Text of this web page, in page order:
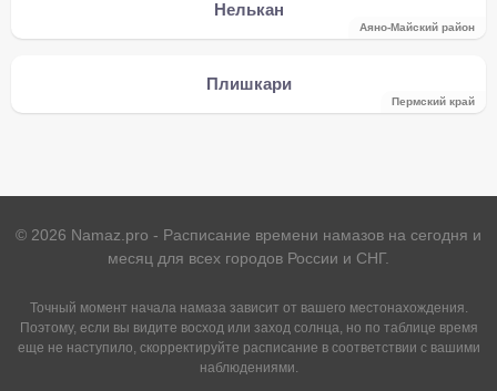
Нелькан
Аяно-Майский район
Плишкари
Пермский край
© 2026 Namaz.pro - Расписание времени намазов на сегодня и
месяц для всех городов России и СНГ.
Точный момент начала намаза зависит от вашего местонахождения.
Поэтому, если вы видите восход или заход солнца, но по таблице время
еще не наступило, скорректируйте расписание в соответствии с вашими
наблюдениями.